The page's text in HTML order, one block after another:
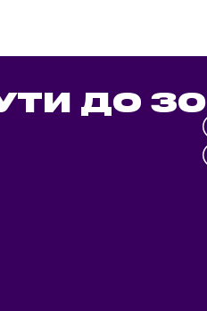
ДО 30